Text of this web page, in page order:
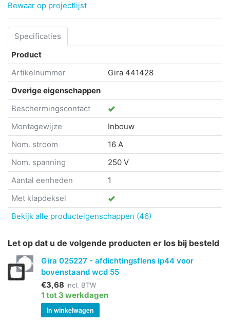
Bewaar op projectlijst
Specificaties
Product
Artikelnummer
Gira 441428
Overige eigenschappen
Beschermingscontact
Montagewijze
Inbouw
Nom. stroom
16 A
Nom. spanning
250 V
Aantal eenheden
1
Met klapdeksel
Bekijk alle producteigenschappen (46)
Let op dat u de volgende producten er los bij besteld
Gira 025227 - afdichtingsflens ip44 voor
bovenstaand wcd 55
€3,68 incl. BTW
1 tot 3 werkdagen
In winkelwagen